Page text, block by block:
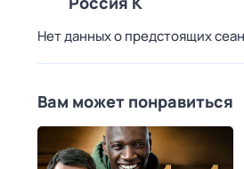
Нет данных о предстоящих
Вам может понравиться